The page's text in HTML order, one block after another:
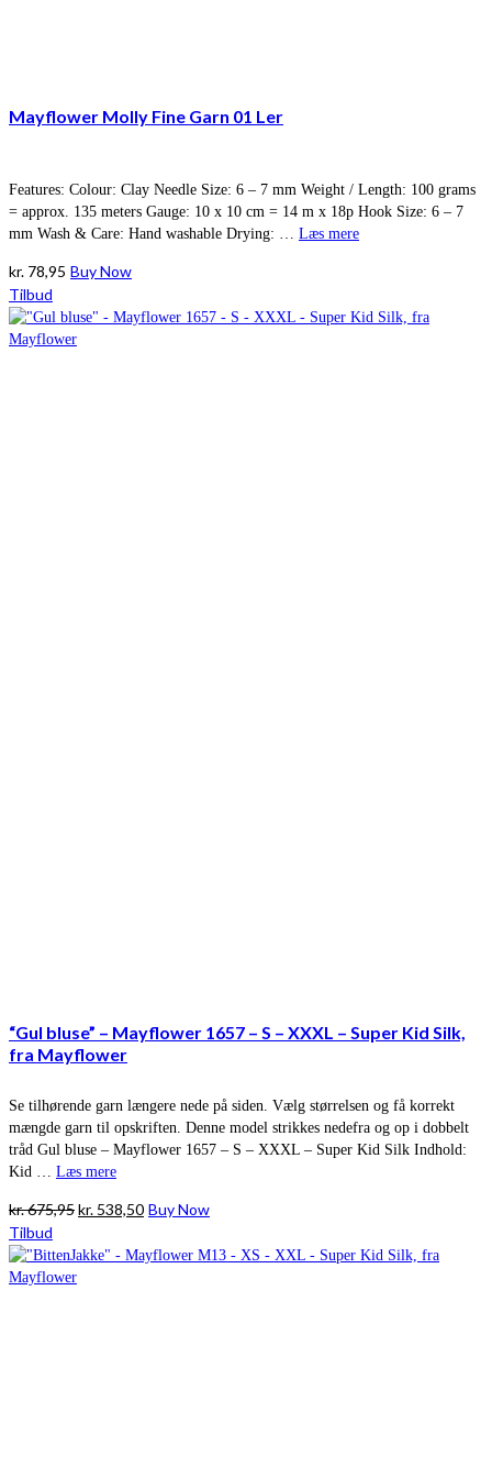
Mayflower Molly Fine Garn 01 Ler
Features: Colour: Clay Needle Size: 6 – 7 mm Weight / Length: 100 grams
= approx. 135 meters Gauge: 10 x 10 cm = 14 m x 18p Hook Size: 6 – 7
mm Wash & Care: Hand washable Drying: … Læs mere
kr. 78,95 Buy Now
Tilbud
“Gul bluse” – Mayflower 1657 – S – XXXL – Super Kid Silk,
fra Mayflower
Se tilhørende garn længere nede på siden. Vælg størrelsen og få korrekt
mængde garn til opskriften. Denne model strikkes nedefra og op i dobbelt
tråd Gul bluse – Mayflower 1657 – S – XXXL – Super Kid Silk Indhold:
Kid … Læs mere
kr.675,95Den
pris
kr. 538,50Den
pris
Buy Now
Tilbud